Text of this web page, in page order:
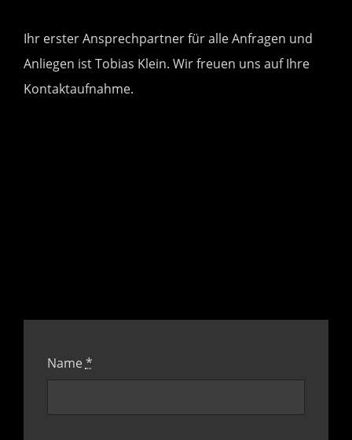
Ihr erster Ansprechpartner für alle Anfragen und
Anliegen ist Tobias Klein. Wir freuen uns auf Ihre
Kontaktaufnahme.
Name *